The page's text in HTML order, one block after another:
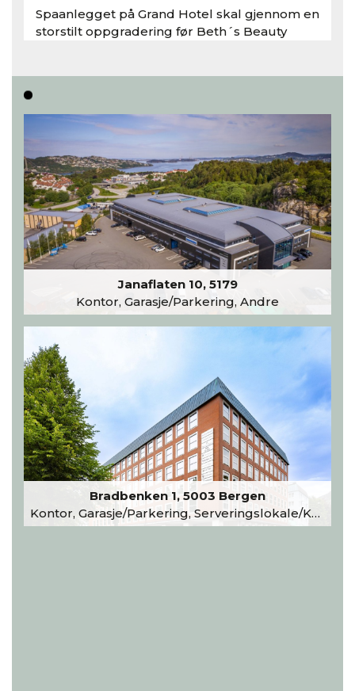
Spaanlegget på Grand Hotel skal gjennom en
storstilt oppgradering før Beth´s Beauty
Les hele artikkelen
Janaflaten 10, 5179
Kontor, Garasje/Parkering, Andre
Bradbenken 1, 5003 Bergen
Kontor, Garasje/Parkering, Serveringslokale/Kantine, Undervisning/Arrangement